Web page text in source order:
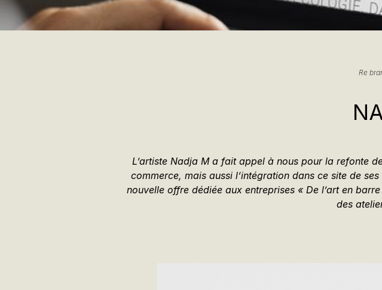
Re b
L’artiste Nadja M a fait appel à nous pour la refonte
commerce, mais aussi l’intégration dans ce site de
nouvelle offre dédiée aux entreprises « De l’art en
des